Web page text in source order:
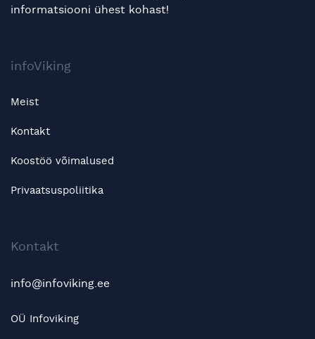
informatsiooni ühest kohast!
infoViking
Meist
Kontakt
Koostöö võimalused
Privaatsuspoliitika
Kontakt
info@infoviking.ee
OÜ Infoviking